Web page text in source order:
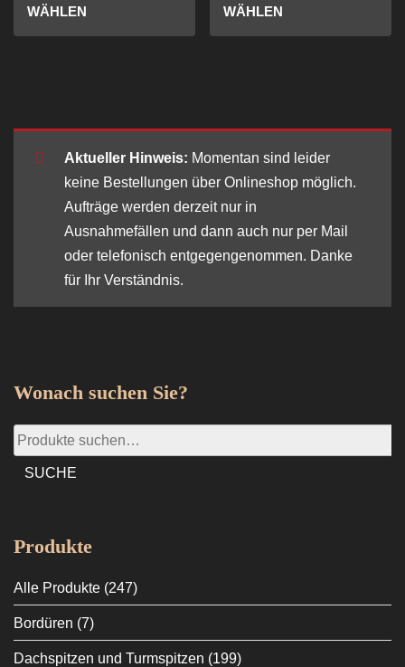
WÄHLEN WÄHLEN
Aktueller Hinweis: Momentan sind leider
keine Bestellungen über Onlineshop möglich.
Aufträge werden derzeit nur in
Ausnahmefällen und dann auch nur per Mail
oder telefonisch entgegengenommen. Danke
für Ihr Verständnis.
Wonach suchen Sie?
Suche
nach:
SUCHE
Produkte
Alle Produkte (247)
Bordüren (7)
Dachspitzen und Turmspitzen (199)